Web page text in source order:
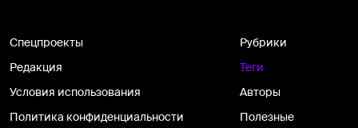
Спецпроекты
Редакция
Условия использования
Политика конфиденциальности
Рубрики
Теги
Авторы
Полезные